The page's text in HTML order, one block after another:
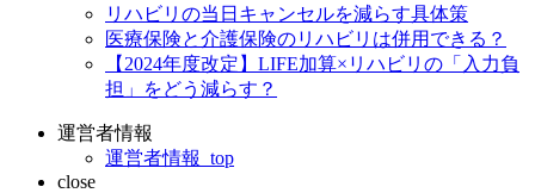
リハビリの当日キャンセルを減らす具体策
医療保険と介護保険のリハビリは併用できる？
【2024年度改定】LIFE加算×リハビリの「入力負
担」をどう減らす？
運営者情報
運営者情報_top
close